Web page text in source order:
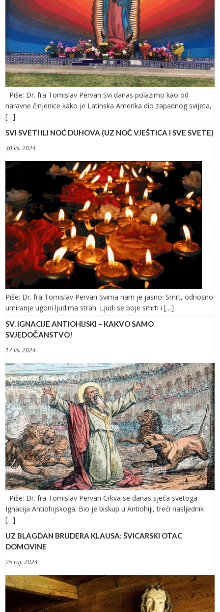
Piše: Dr. fra Tomislav Pervan Svi danas polazimo kao od
naravne činjenice kako je Latinska Amerika dio zapadnog svijeta,
[…]
SVI SVETI ILI NOĆ DUHOVA (UZ NOĆ VJEŠTICA I SVE SVETE)
30 lis. 2024
Piše: Dr. fra Tomislav Pervan Svima nam je jasno: Smrt, odnosno
umiranje ugoni ljudima strah. Ljudi se boje smrti i […]
SV. IGNACIJE ANTIOHIJSKI – KAKVO SAMO
SVJEDOČANSTVO!
17 lis. 2024
Piše: Dr. fra Tomislav Pervan Crkva se danas sjeća svetoga
Ignacija Antiohijskoga. Bio je biskup u Antiohiji, treći nasljednik
[…]
UZ BLAGDAN BRUDERA KLAUSA: ŠVICARSKI OTAC
DOMOVINE
25 ruj. 2024